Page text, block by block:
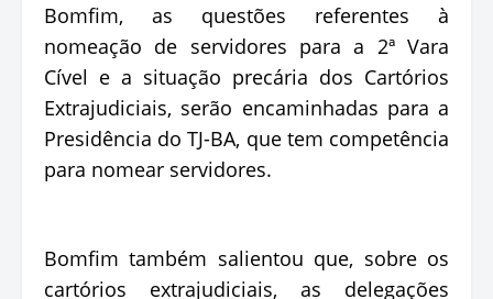
Bomfim, as questões referentes à
nomeação de servidores para a 2ª Vara
Cível e a situação precária dos Cartórios
Extrajudiciais, serão encaminhadas para a
Presidência do TJ-BA, que tem competência
para nomear servidores.
Bomfim também salientou que, sobre os
cartórios extrajudiciais, as delegações